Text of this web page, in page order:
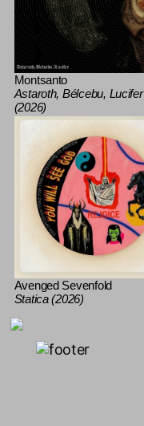
Montsanto
Astaroth, Bélcebu, Lucifer
(2026)
Avenged Sevenfold
Statica (2026)